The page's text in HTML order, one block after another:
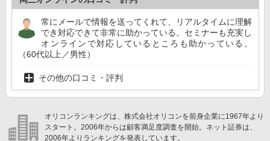
常にメールで情報を送ってくれて、リアルタイムに理解
でき対応できて非常に助かっている。セミナーも充実し
オンラインで対応しているところも助かっている。
（60代以上／男性）
その他の口コミ・評判
オリコンランキングは、株式会社オリコンを前身企業に1967年より
スタート。2006年からは顧客満足度調査を開始。ネット証券は、
2006年よりランキングを発表しています。